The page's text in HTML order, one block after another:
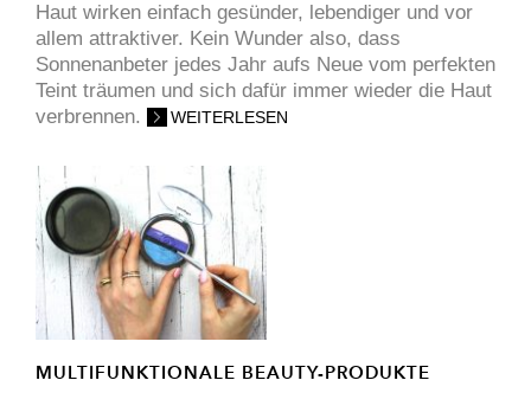
Haut wirken einfach gesünder, lebendiger und vor
allem attraktiver. Kein Wunder also, dass
Sonnenanbeter jedes Jahr aufs Neue vom perfekten
Teint träumen und sich dafür immer wieder die Haut
verbrennen.
WEITERLESEN
MULTIFUNKTIONALE BEAUTY-PRODUKTE